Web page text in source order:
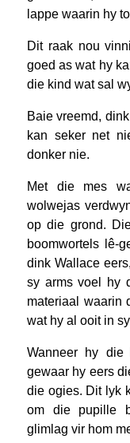
lappe waarin hy
Dit raak nou
goed as wat hy
die kind wat sal
Baie vreemd,
kan seker net
donker nie.
Met die mes
wolwejas
op die grond.
boomwortels lê-
dink Wallace
sy arms voel hy
materiaal waarin
wat hy al ooit in
Wanneer hy
gewaar hy eers
die ogies. Dit lyk
om die pupille
glimlag vir hom